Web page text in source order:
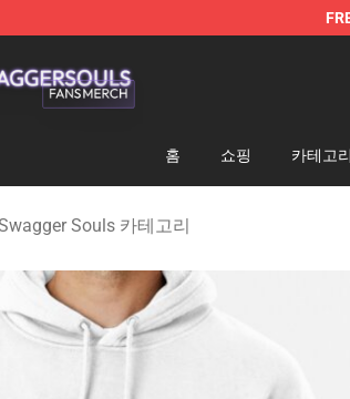
홈 쇼핑 카테고
Souls 카테고리